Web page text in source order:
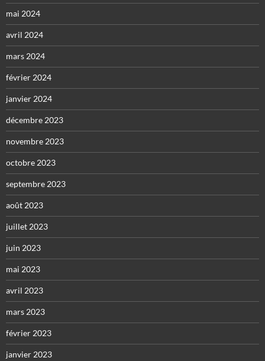
mai 2024
avril 2024
mars 2024
février 2024
janvier 2024
décembre 2023
novembre 2023
octobre 2023
septembre 2023
août 2023
juillet 2023
juin 2023
mai 2023
avril 2023
mars 2023
février 2023
janvier 2023